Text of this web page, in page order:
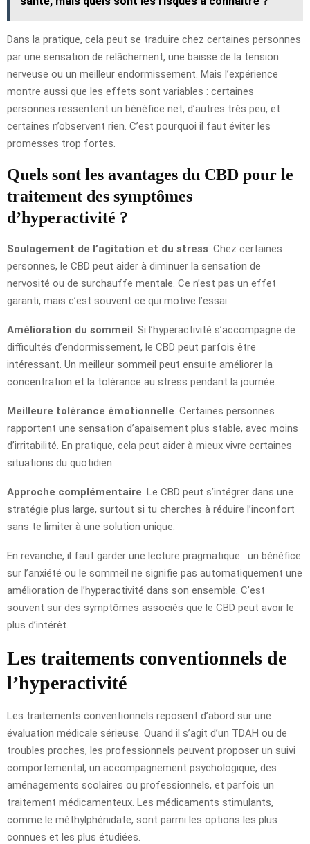
Dans la pratique, cela peut se traduire chez certaines personnes
par une sensation de relâchement, une baisse de la tension
nerveuse ou un meilleur endormissement. Mais l’expérience
montre aussi que les effets sont variables : certaines
personnes ressentent un bénéfice net, d’autres très peu, et
certaines n’observent rien. C’est pourquoi il faut éviter les
promesses trop fortes.
Quels sont les avantages du CBD pour le
traitement des symptômes
d’hyperactivité ?
Soulagement de l’agitation et du stress . Chez certaines
personnes, le CBD peut aider à diminuer la sensation de
nervosité ou de surchauffe mentale. Ce n’est pas un effet
garanti, mais c’est souvent ce qui motive l’essai.
Amélioration du sommeil . Si l’hyperactivité s’accompagne de
difficultés d’endormissement, le CBD peut parfois être
intéressant. Un meilleur sommeil peut ensuite améliorer la
concentration et la tolérance au stress pendant la journée.
Meilleure tolérance émotionnelle . Certaines personnes
rapportent une sensation d’apaisement plus stable, avec moins
d’irritabilité. En pratique, cela peut aider à mieux vivre certaines
situations du quotidien.
Approche complémentaire . Le CBD peut s’intégrer dans une
stratégie plus large, surtout si tu cherches à réduire l’inconfort
sans te limiter à une solution unique.
En revanche, il faut garder une lecture pragmatique : un bénéfice
sur l’anxiété ou le sommeil ne signifie pas automatiquement une
amélioration de l’hyperactivité dans son ensemble. C’est
souvent sur des symptômes associés que le CBD peut avoir le
plus d’intérêt.
Les traitements conventionnels de
l’hyperactivité
Les traitements conventionnels reposent d’abord sur une
évaluation médicale sérieuse. Quand il s’agit d’un TDAH ou de
troubles proches, les professionnels peuvent proposer un suivi
comportemental, un accompagnement psychologique, des
aménagements scolaires ou professionnels, et parfois un
traitement médicamenteux. Les médicaments stimulants,
comme le méthylphénidate, sont parmi les options les plus
connues et les plus étudiées.